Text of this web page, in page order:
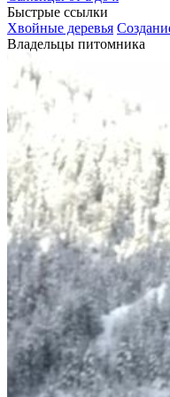
Быстрые ссылки
Хвойные деревья
Владельцы питомника